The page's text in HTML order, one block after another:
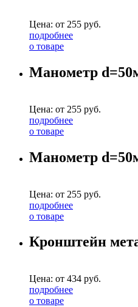
Цена: от 255 руб.
подробнее
о товаре
Манометр
Цена: от 255 руб.
подробнее
о товаре
Манометр
Цена: от 255 руб.
подробнее
о товаре
Кронштейн
Цена: от 434 руб.
подробнее
о товаре